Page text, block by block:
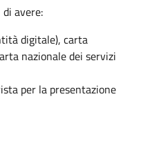
avere:
digitale), carta
nazionale dei servizi
per la presentazione